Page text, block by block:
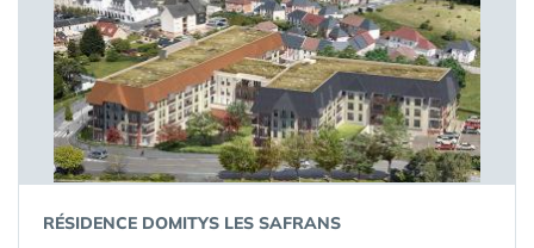
RÉSIDENCE DOMITYS LES SAFRANS